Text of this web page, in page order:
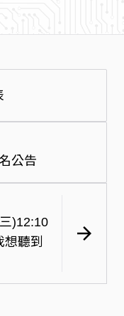
公告
arrow_forward
)12:10
聽到